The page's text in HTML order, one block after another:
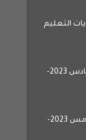
التعليم
جميع فروض المرحلة الأولى المستوى السادس 2023-
جميع فروض المرحلة الأولى المستوى الخامس 2023-